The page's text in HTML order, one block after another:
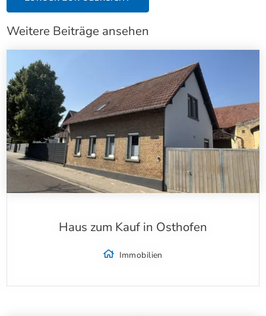
Weitere Beiträge ansehen
Haus zum Kauf in Osthofen
Immobilien